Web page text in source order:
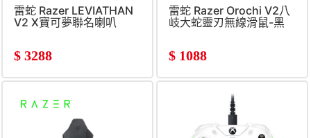
雷蛇 Razer LEVIATHAN
V2 X寶可夢聯名喇叭
$ 3288
雷蛇 Razer Orochi V2八
岐大蛇靈刃無線滑鼠-黑
$ 1088